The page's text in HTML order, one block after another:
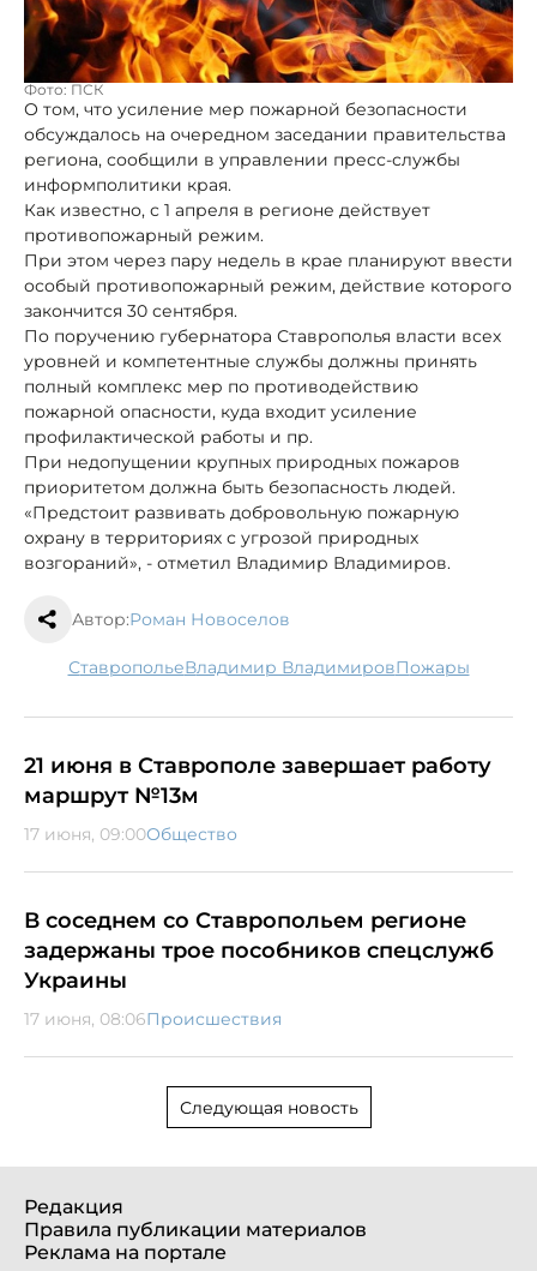
Фото: ПСК
О том, что усиление мер пожарной безопасности
обсуждалось на очередном заседании правительства
региона, сообщили в управлении пресс-службы
информполитики края.
Как известно, с 1 апреля в регионе действует
противопожарный режим.
При этом через пару недель в крае планируют ввести
особый противопожарный режим, действие которого
закончится 30 сентября.
По поручению губернатора Ставрополья власти всех
уровней и компетентные службы должны принять
полный комплекс мер по противодействию
пожарной опасности, куда входит усиление
профилактической работы и пр.
При недопущении крупных природных пожаров
приоритетом должна быть безопасность людей.
«Предстоит развивать добровольную пожарную
охрану в территориях с угрозой природных
возгораний», - отметил Владимир Владимиров.
Автор:Роман Новоселов
Ставрополье Владимир Владимиров пожары
21 июня в Ставрополе завершает работу
маршрут №13м
17 июня, 09:00Общество
В соседнем со Ставропольем регионе
задержаны трое пособников спецслужб
Украины
17 июня, 08:06Происшествия
Следующая новость
Редакция
Правила публикации материалов
Реклама на портале